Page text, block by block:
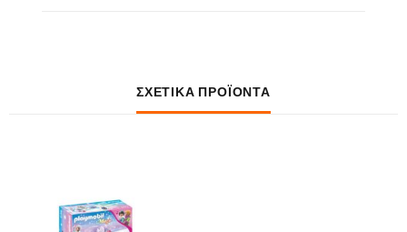
ΣΧΕΤΙΚΆ ΠΡΟΪΌΝΤΑ